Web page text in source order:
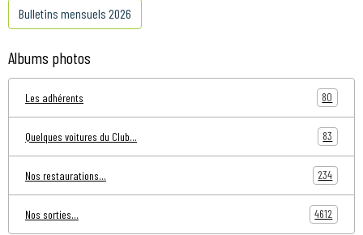
Bulletins mensuels 2026
Albums photos
Les adhérents 80
Quelques voitures du Club... 83
Nos restaurations... 234
Nos sorties... 4612